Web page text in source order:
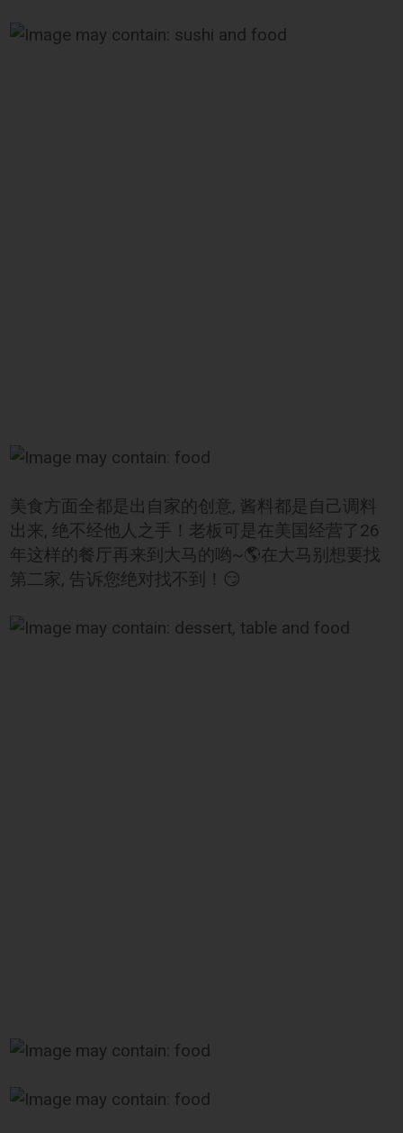
美食方面全都是出自家的创意, 酱料都是自己调料
出来, 绝不经他人之手！老板可是在美国经营了26
年这样的餐厅再来到大马的哟~🌎在大马别想要找
第二家, 告诉您绝对找不到！😏